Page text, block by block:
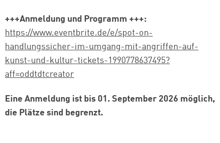
+++Anmeldung und Programm +++:
https://www.eventbrite.de/e/spot-on-
handlungssicher-im-umgang-mit-angriffen-auf-
kunst-und-kultur-tickets-1990778637495?
aff=oddtdtcreator
Eine Anmeldung ist bis 01. September 2026 möglich,
die Plätze sind begrenzt.